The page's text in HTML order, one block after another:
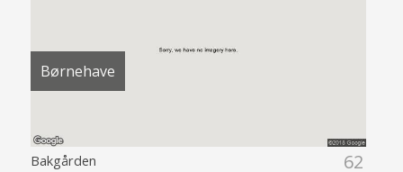
Børnehave
62
Bakgården